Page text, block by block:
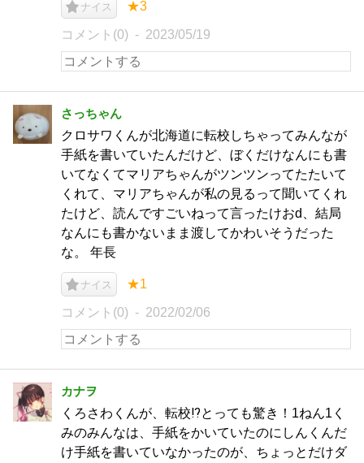
ナイス ★3
コメント(0) 2023/05/19
さっちゃん
クロサワくんが北海道に転校しちゃってみんなが
手紙を書いていたんだけど、ぼくだけなんにも書
いてなくてマリアちゃんがツンツンってたたいて
くれて、マリアちゃんが私の見るって聞いてくれ
たけど、読んですごいねって言ったけおd、結局
なんにも書かないまま渡してかわいそうだった
な。 年長
ナイス ★1
コメント(0) 2022/02/06
カナヲ
くろさわくんが、転校⁉とっても驚き！1ねん1く
みのみんなは、手紙をかいていたのにしんくんだ
け手紙を書いていなかったのが、ちょっとだけダ